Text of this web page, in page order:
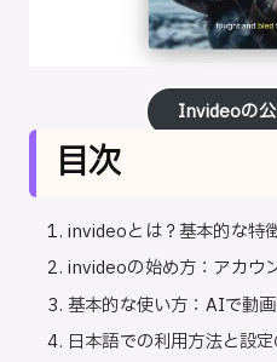
Invideoの
目次
invideoとは？基本的な特
invideoの始め方：アカウ
基本的な使い方：AIで動
日本語での利用方法と設